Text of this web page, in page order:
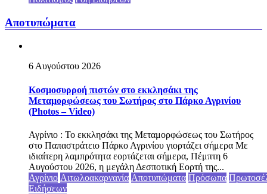
Αποτυπώματα
6 Αυγούστου 2026
Κοσμοσυρροή πιστών στο εκκλησάκι της
Μεταμορφώσεως του Σωτήρος στο Πάρκο Αγρινίου
(Photos – Video)
Αγρίνιο : Το εκκλησάκι της Μεταμορφώσεως του Σωτήρος
στο Παπαστράτειο Πάρκο Αγρινίου γιορτάζει σήμερα Με
ιδιαίτερη λαμπρότητα εορτάζεται σήμερα, Πέμπτη 6
Αυγούστου 2026, η μεγάλη Δεσποτική Εορτή της...
Αγρίνιο Αιτωλοακαρνανία Αποτυπώματα Πρόσωπα
Ειδήσεων